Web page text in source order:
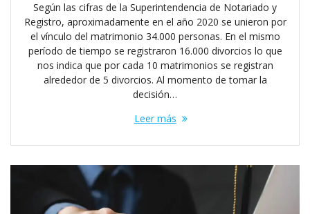
Según las cifras de la Superintendencia de Notariado y
Registro, aproximadamente en el año 2020 se unieron por
el vínculo del matrimonio 34.000 personas. En el mismo
período de tiempo se registraron 16.000 divorcios lo que
nos indica que por cada 10 matrimonios se registran
alrededor de 5 divorcios. Al momento de tomar la
decisión…
Leer más